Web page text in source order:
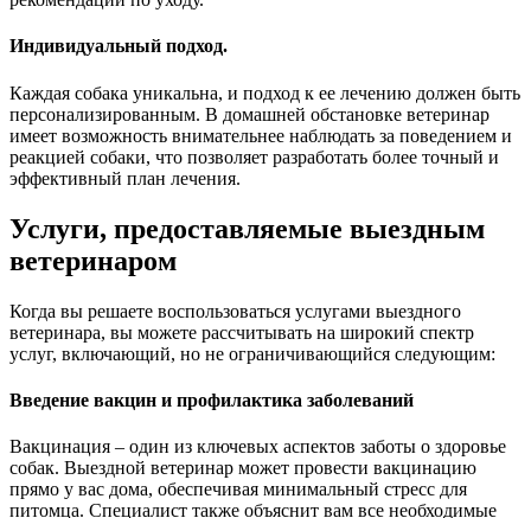
Индивидуальный подход.
Каждая собака уникальна, и подход к ее лечению должен быть
персонализированным. В домашней обстановке ветеринар
имеет возможность внимательнее наблюдать за поведением и
реакцией собаки, что позволяет разработать более точный и
эффективный план лечения.
Услуги, предоставляемые выездным
ветеринаром
Когда вы решаете воспользоваться услугами выездного
ветеринара, вы можете рассчитывать на широкий спектр
услуг, включающий, но не ограничивающийся следующим:
Введение вакцин и профилактика заболеваний
Вакцинация – один из ключевых аспектов заботы о здоровье
собак. Выездной ветеринар может провести вакцинацию
прямо у вас дома, обеспечивая минимальный стресс для
питомца. Специалист также объяснит вам все необходимые